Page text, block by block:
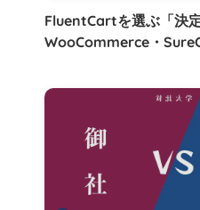
FluentCartを選ぶ「決
WooCommerce・